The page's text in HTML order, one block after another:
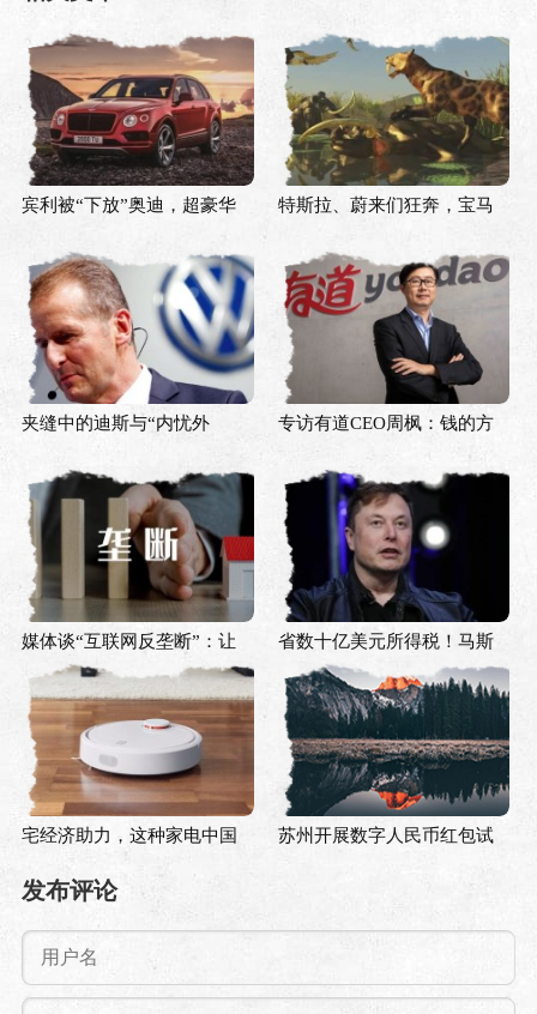
宾利被“下放”奥迪，超豪华
特斯拉、蔚来们狂奔，宝马
夹缝中的迪斯与“内忧外
专访有道CEO周枫：钱的方
最重要
媒体谈“互联网反垄断”：让
规则回到公平公正公开的环
境中
省数十亿美元所得税！马斯
克被曝计划从加州搬家到得
州
宅经济助力，这种家电中国
销量全球第一！产线员工不
苏州开展数字人民币红包试
发布评论